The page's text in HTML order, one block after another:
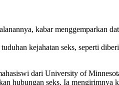
kabar menggemparkan
kejahatan seks, seperti
dari University of
hubungan seks. Ia mengirimnya